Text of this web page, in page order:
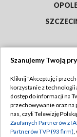
Abonament TVP
Emisja w TVP
Szanujemy Twoją
Kliknij "Akceptuję i
korzystanie z technologii
dostęp do informacji na
przechowywanie oraz na
nas, czyli Telewizję
Zaufanych Partnerów z
Partnerów TVP (93 firm),